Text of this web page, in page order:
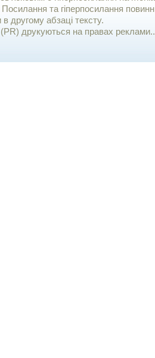
та гіперпосилання
другому абзаці тексту.
друкуються на правах реклами..